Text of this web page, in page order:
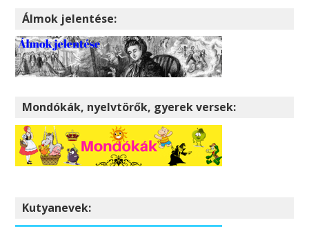
Álmok jelentése:
Mondókák, nyelvtörők, gyerek versek:
Kutyanevek: